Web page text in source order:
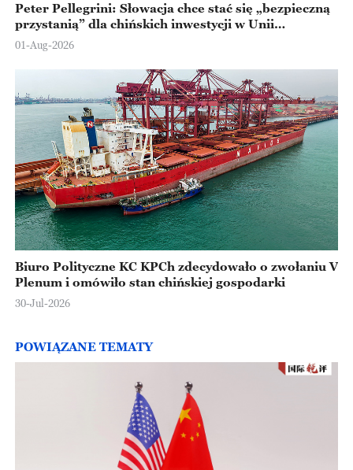
Peter Pellegrini: Słowacja chce stać się „bezpieczną
przystanią” dla chińskich inwestycji w Unii
Europejskiej
01-Aug-2026
Biuro Polityczne KC KPCh zdecydowało o zwołaniu V
Plenum i omówiło stan chińskiej gospodarki
30-Jul-2026
POWIĄZANE TEMATY